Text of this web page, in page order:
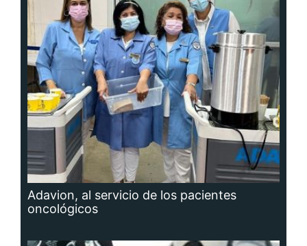
Adavion, al servicio de los pacientes
oncológicos